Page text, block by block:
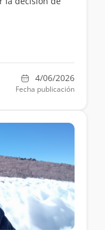
4/06/2026
Fecha publicación